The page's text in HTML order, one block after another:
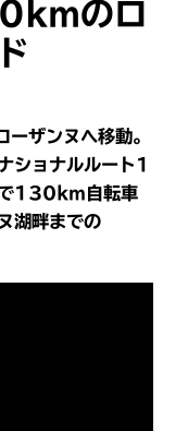
のロ
ザンヌへ移動。
ショナルルート1
で130km自転車
湖畔までの